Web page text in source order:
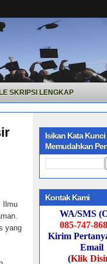
SKRIPSI LENGKAP
Ilmu
yang
Isikan Kata
Memudahkan
Kontak Kami
WA/SMS
085-747-
Kirim
Email
(Klik